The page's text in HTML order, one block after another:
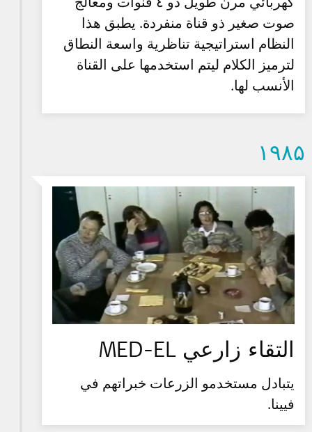
صوت صغير ذو قناة منفردة. يطبق هذا
النظام استراتيجية تناظرية واسعة النطاق
لترميز الكلام ليتم استخدمها على القناة
الأنسب لها.
۱۹۸۵
التقاء زارعي MED-EL
يتبادل مستخدمو الزرعات خبراتهم في
فيينا.